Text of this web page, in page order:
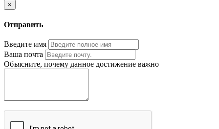
×
Отправить
Введите имя
Ваша почта
Объясните, почему данное достижение важно